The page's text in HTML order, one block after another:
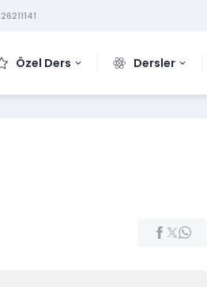
Özel Ders Dersler